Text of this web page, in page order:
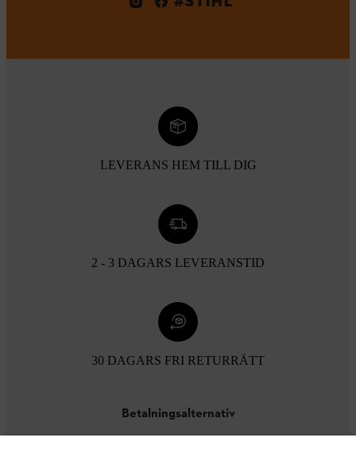
LEVERANS HEM TILL DIG
2 - 3 DAGARS LEVERANSTID
30 DAGARS FRI RETURRÄTT
Betalningsalternativ